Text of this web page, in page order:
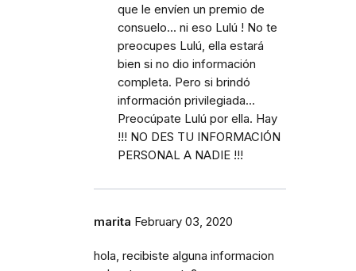
que le envíen un premio de
consuelo... ni eso Lulú ! No te
preocupes Lulú, ella estará
bien si no dio información
completa. Pero si brindó
información privilegiada...
Preocúpate Lulú por ella. Hay
!!! NO DES TU INFORMACIÓN
PERSONAL A NADIE !!!
marita February 03, 2020
hola, recibiste alguna informacion